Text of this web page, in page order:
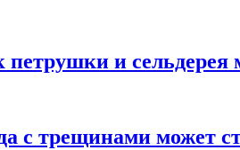
и сельдерея
с трещинами может